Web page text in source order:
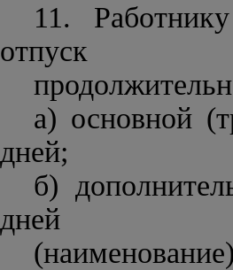
11.
отпуск
а) основной
дней;
б)
дней